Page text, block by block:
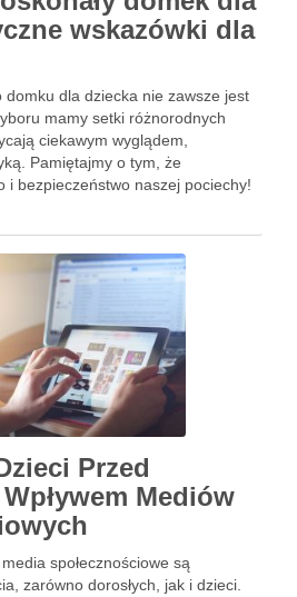
wskazówki dla
domku dla dziecka nie zawsze jest
mamy setki różnorodnych
ciekawym wyglądem,
Pamiętajmy o tym, że
i bezpieczeństwo naszej pociechy!
domek dla dziecka? O czym
Przed
Mediów
społecznościowe są
zarówno dorosłych, jak i dzieci.